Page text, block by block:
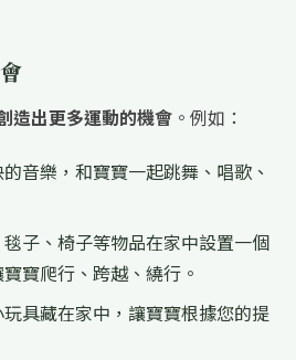
造出更多運動的機會 。例如：
音樂，和寶寶一起跳舞、唱歌、
子、椅子等物品在家中設置一個
寶爬行、跨越、繞行。
具藏在家中，讓寶寶根據您的提